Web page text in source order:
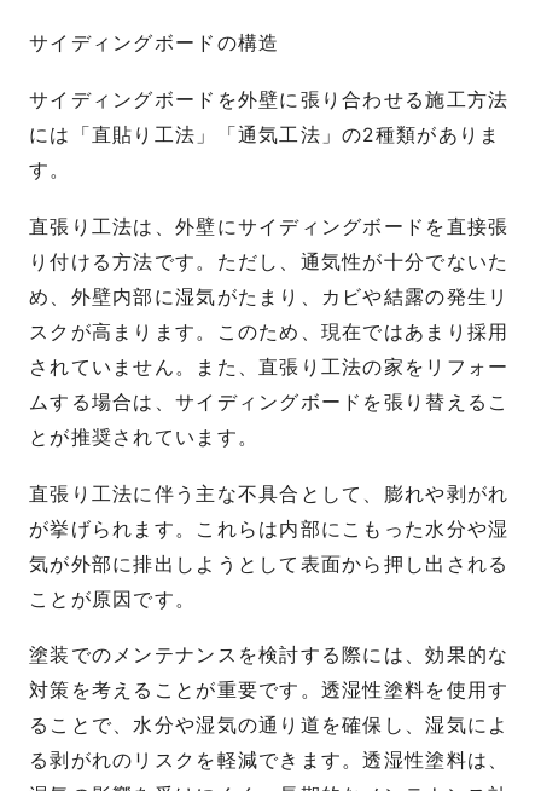
サイディングボードの構造
サイディングボードを外壁に張り合わせる施工方法
には「直貼り工法」「通気工法」の2種類がありま
す。
直張り工法は、外壁にサイディングボードを直接張
り付ける方法です。ただし、通気性が十分でないた
め、外壁内部に湿気がたまり、カビや結露の発生リ
スクが高まります。このため、現在ではあまり採用
されていません。また、直張り工法の家をリフォー
ムする場合は、サイディングボードを張り替えるこ
とが推奨されています。
直張り工法に伴う主な不具合として、膨れや剥がれ
が挙げられます。これらは内部にこもった水分や湿
気が外部に排出しようとして表面から押し出される
ことが原因です。
塗装でのメンテナンスを検討する際には、効果的な
対策を考えることが重要です。透湿性塗料を使用す
ることで、水分や湿気の通り道を確保し、湿気によ
る剥がれのリスクを軽減できます。透湿性塗料は、